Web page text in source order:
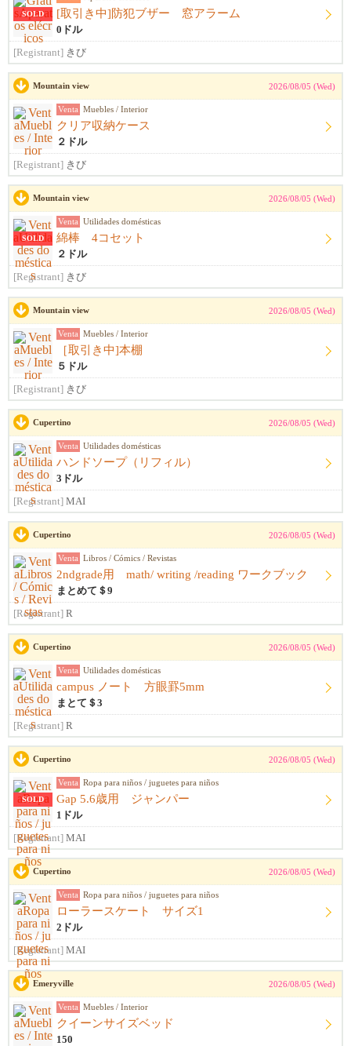
SOLD [取引き中]防犯ブザー 窓アラーム
0ドル
[Registrant] きび
Mountain view 2026/08/05 (Wed)
Venta Muebles / Interior
クリア収納ケース
２ドル
[Registrant] きび
Mountain view 2026/08/05 (Wed)
SOLD
Venta Utilidades domésticas
綿棒 4コセット
２ドル
[Registrant] きび
Mountain view 2026/08/05 (Wed)
Venta Muebles / Interior
［取引き中]本棚
５ドル
[Registrant] きび
Cupertino 2026/08/05 (Wed)
Venta Utilidades domésticas
ハンドソープ（リフィル）
3ドル
[Registrant] MAI
Cupertino 2026/08/05 (Wed)
Venta Libros / Cómics / Revistas
2ndgrade用 math/ writing /reading ワークブック
まとめて＄9
[Registrant] R
Cupertino 2026/08/05 (Wed)
Venta Utilidades domésticas
campus ノート 方眼罫5mm
まとて＄3
[Registrant] R
Cupertino 2026/08/05 (Wed)
SOLD
Venta Ropa para niños / juguetes para niños
Gap 5.6歳用 ジャンパー
1ドル
[Registrant] MAI
Cupertino 2026/08/05 (Wed)
Venta Ropa para niños / juguetes para niños
ローラースケート サイズ1
2ドル
[Registrant] MAI
Emeryville 2026/08/05 (Wed)
Venta Muebles / Interior
クイーンサイズベッド
150